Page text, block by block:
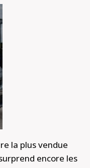
la plus vendue
encore les